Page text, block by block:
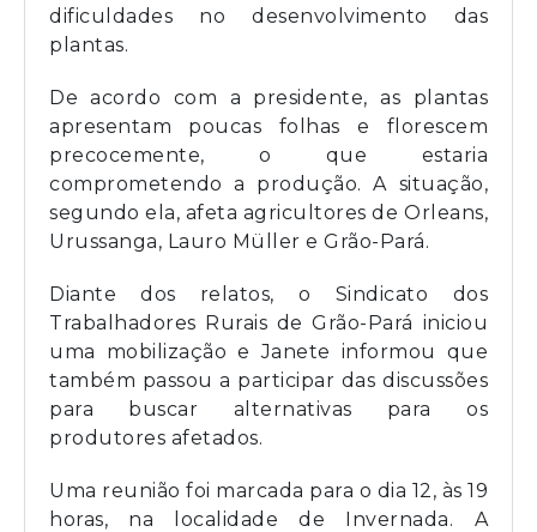
dificuldades no desenvolvimento das
plantas.
De acordo com a presidente, as plantas
apresentam poucas folhas e florescem
precocemente, o que estaria
comprometendo a produção. A situação,
segundo ela, afeta agricultores de Orleans,
Urussanga, Lauro Müller e Grão-Pará.
Diante dos relatos, o Sindicato dos
Trabalhadores Rurais de Grão-Pará iniciou
uma mobilização e Janete informou que
também passou a participar das discussões
para buscar alternativas para os
produtores afetados.
Uma reunião foi marcada para o dia 12, às 19
horas, na localidade de Invernada. A